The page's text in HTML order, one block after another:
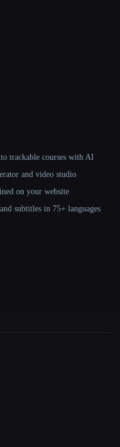
trackable courses with AI
and video studio
on your website
subtitles in 75+ languages